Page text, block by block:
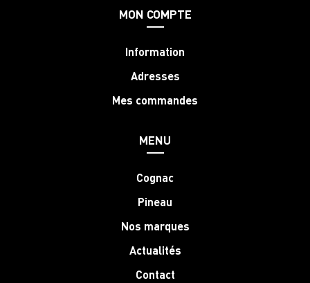
MON COMPTE
Information
Adresses
Mes commandes
MENU
Cognac
Pineau
Nos marques
Actualités
Contact